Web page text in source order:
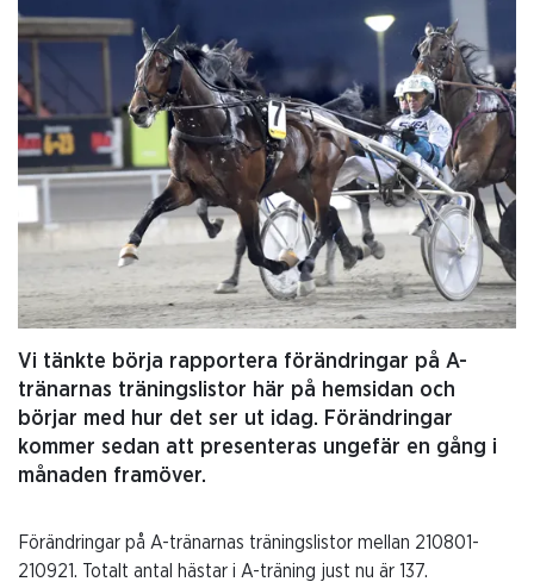
Vi tänkte börja rapportera förändringar på A-
tränarnas träningslistor här på hemsidan och
börjar med hur det ser ut idag. Förändringar
kommer sedan att presenteras ungefär en gång i
månaden framöver.
Förändringar på A-tränarnas träningslistor mellan 210801-
210921. Totalt antal hästar i A-träning just nu är 137.